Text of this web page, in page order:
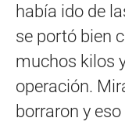
había ido de
se portó bien
muchos kilos
operación.
borraron y